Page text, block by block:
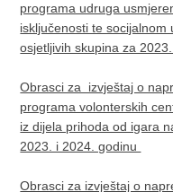
programa udruga
isključenosti te socijalnom
osjetljivih skupina za
Obrasci za izvještaj o
programa volonterskih
iz dijela prihoda od igara
2023. i 2024. godinu ​
Obrasci za izvještaj o